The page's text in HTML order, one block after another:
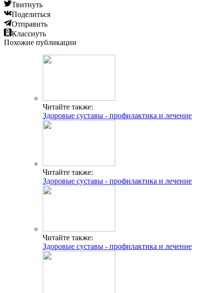
Твитнуть
Поделиться
Отправить
Класснуть
Похожие публикации
Читайте также:
Здоровые суставы - профилактика и лечение
Читайте также:
Здоровые суставы - профилактика и лечение
Читайте также:
Здоровые суставы - профилактика и лечение